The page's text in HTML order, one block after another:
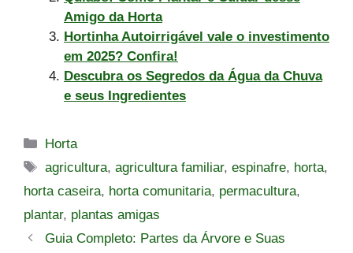
Amigo da Horta
Hortinha Autoirrigável vale o investimento
em 2025? Confira!
Descubra os Segredos da Água da Chuva
e seus Ingredientes
Categorias
Horta
Tags
agricultura,agricultura familiar,espinafre, horta,
horta caseira, horta comunitaria, permacultura,
plantar, plantas amigas
Guia Completo: Partes da Árvore e Suas